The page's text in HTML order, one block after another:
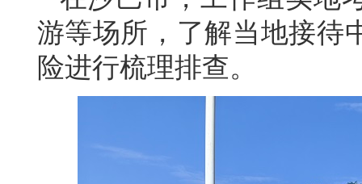
游等场所，了解当地接待
险进行梳理排查。